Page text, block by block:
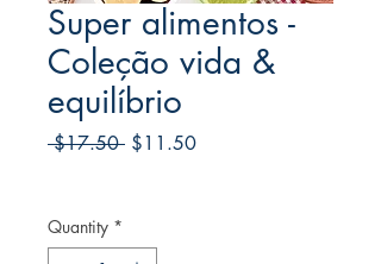
Super alimentos -
Coleção vida &
equilíbrio
$17.50 Regular
$11.50Sale
Quantity *